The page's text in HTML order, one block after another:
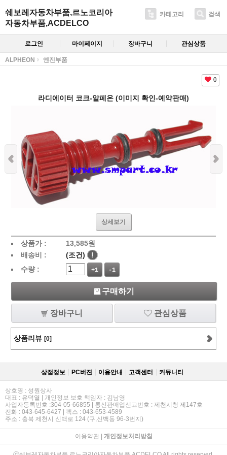
쉐보레자동차부품,르노코리아
자동차부품,ACDELCO
카테고리 검색
로그인 마이페이지 장바구니 관심상품
ALPHEON 엔진부품
0
라디에이터 코크-알페온 (이미지 확인-예약판매)
상세보기
상품가 : 13,585원
배송비 :
(조건)
!
수량 :
+1 -1
구매하기
장바구니 관심상품
상품리뷰 [0]
상점정보 PC버젼 이용안내 고객센터 커뮤니티
상호명 : 성원상사
대표 : 유덕열 | 개인정보 보호 책임자 : 김남영
사업자등록번호 :304-05-66855 | 통신판매업신고번호 : 제천시청 제147호
전화 : 043-645-6427 | 팩스 : 043-653-4589
주소 : 충북 제천시 신백로 124 (구,신백동 96-3번지)
이용약관| 개인정보처리방침